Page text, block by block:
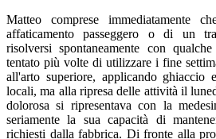
Matteo comprese immediatamente
affaticamento passeggero o di un
risolversi spontaneamente con
tentato più volte di utilizzare i fine
all'arto superiore, applicando ghiaccio
locali, ma alla ripresa delle attività il
dolorosa si ripresentava con la
seriamente la sua capacità di
richiesti dalla fabbrica. Di fronte alla